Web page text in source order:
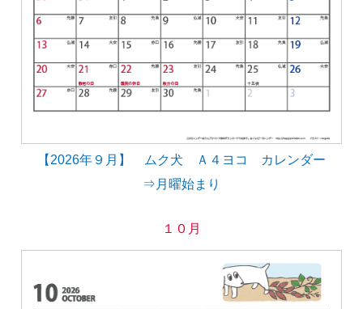
【2026年９月】 ムク犬 Ａ４ヨコ カレンダー
⇒月曜始まり
１０月